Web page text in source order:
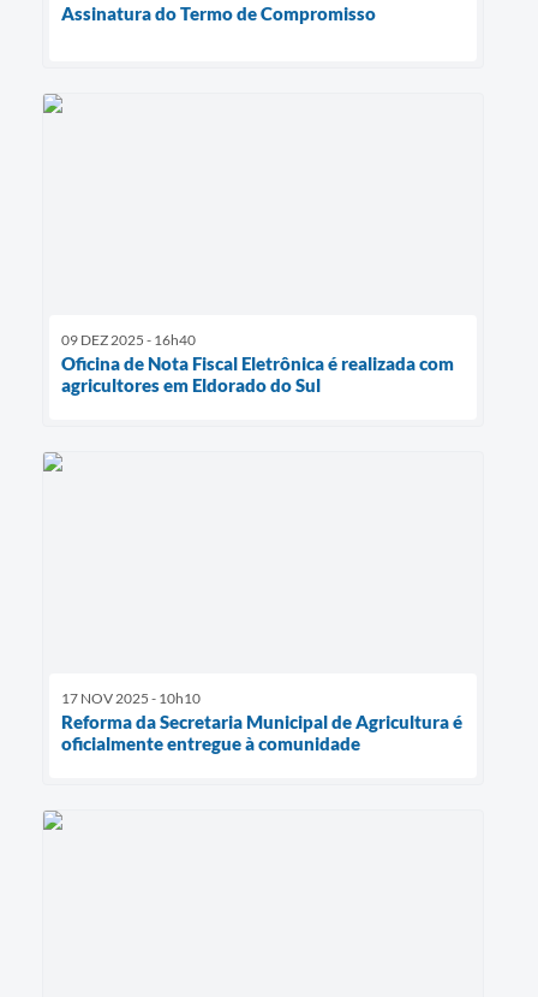
Assinatura do Termo de Compromisso
09 DEZ 2025 - 16h40
Oficina de Nota Fiscal Eletrônica é realizada com
agricultores em Eldorado do Sul
17 NOV 2025 - 10h10
Reforma da Secretaria Municipal de Agricultura é
oficialmente entregue à comunidade